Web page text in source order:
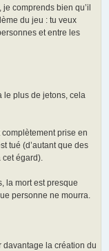
comprends bien qu’il
du jeu : tu veux
et entre les
le plus de jetons, cela
prise en
tué (d’autant que des
égard).
la mort est presque
personne ne mourra.
davantage la création du